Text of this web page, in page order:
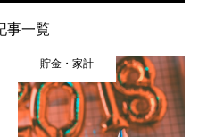
事一覧
貯金・家計